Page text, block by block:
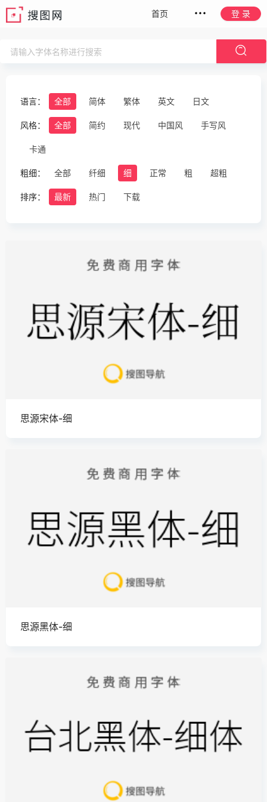
首页 登 录
语言： 全部 简体 繁体 英文 日文
风格： 全部 简约 现代 中国风 手写风
卡通
粗细： 全部 纤细 细 正常 粗 超粗
排序： 最新 热门 下载
思源宋体-细
思源黑体-细